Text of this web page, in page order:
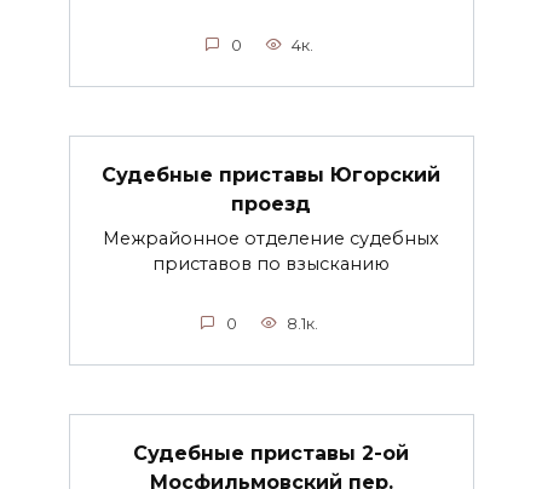
0 4к.
Судебные приставы Югорский
проезд
Межрайонное отделение судебных
приставов по взысканию
0 8.1к.
Судебные приставы 2-ой
Мосфильмовский пер.